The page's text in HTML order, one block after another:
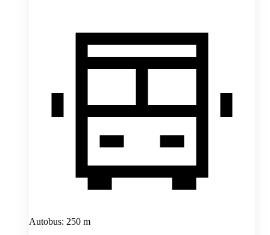
Autobus: 250 m